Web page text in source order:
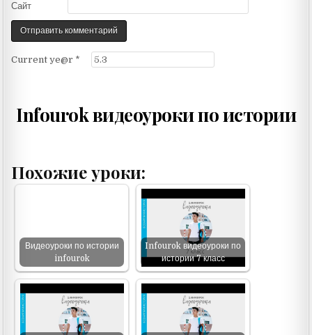
Сайт
Current ye@r *
Infourok видеоуроки по истории
Похожие уроки:
Видеоуроки по истории
infourok
Infourok видеоуроки по
истории 7 класс